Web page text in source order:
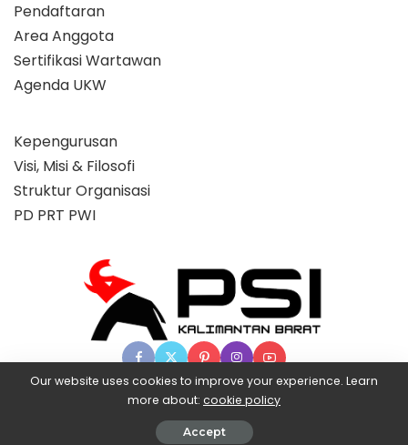
Pendaftaran
Area Anggota
Sertifikasi Wartawan
Agenda UKW
Kepengurusan
Visi, Misi & Filosofi
Struktur Organisasi
PD PRT PWI
© 2025 Partai Super, powered by BangX.
Our website uses cookies to improve your experience. Learn
more about: cookie policy
Accept